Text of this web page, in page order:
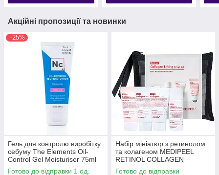
Акційні пропозиції та новинки
–25%
Гель для контролю виробітку
себуму The Elements Oil-
Control Gel Moisturiser 75ml
Готово до відправки 1 од.
Набір мініатюр з ретинолом
та колагеном MEDIPEEL
RETINOL COLLAGEN
LIFTING TRIAL kit - 4шт
Готово до відправки